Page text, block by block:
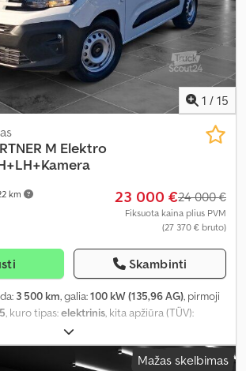
1 / 15
km
M Elektro
23 000 €24 000 €
Fiksuota kaina plius PVM
(27 370 € bruto)
Skambinti
3 500 km, galia:100 kW (135,96 AG), pirmoji
, kuro tipas:elektrinis, kita apžiūra (TÜV):
balta
, emisijos klasė:Euro 6, sėdimų vietų
ABS, borto kompiuteris, centrinis užraktas,
Mažas skelbimas